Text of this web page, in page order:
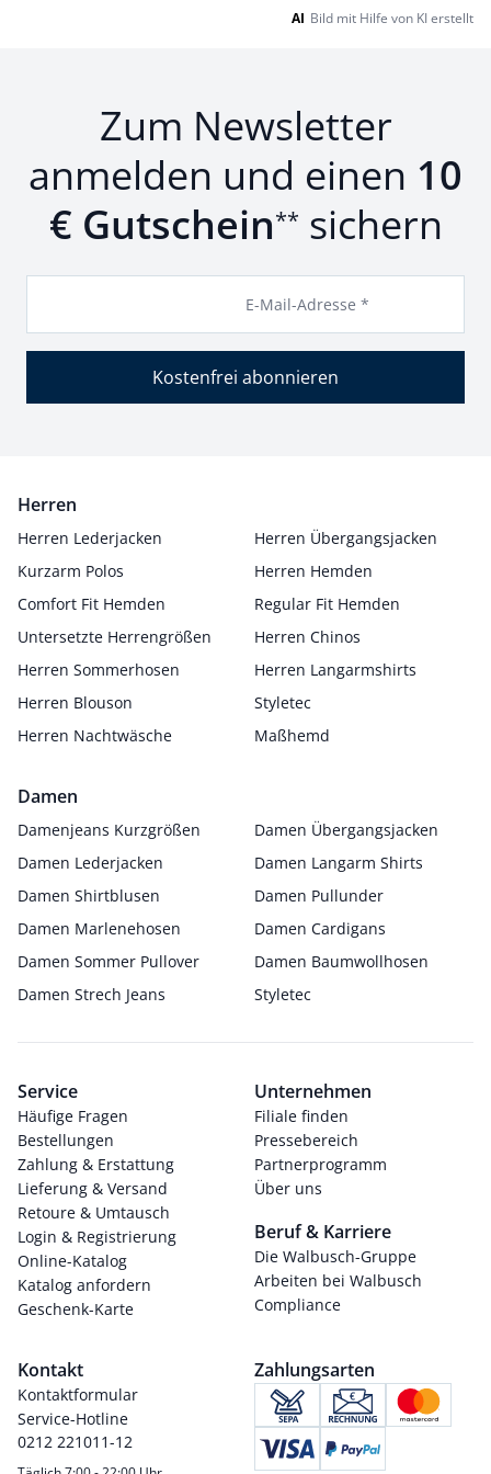
AI Bild mit Hilfe von KI erstellt
Zum Newsletter
anmelden und einen 10
€ Gutschein** sichern
E-Mail-Adresse *
Kostenfrei abonnieren
Herren
Herren Lederjacken
Herren Übergangsjacken
Kurzarm Polos
Herren Hemden
Comfort Fit Hemden
Regular Fit Hemden
Untersetzte Herrengrößen
Herren Chinos
Herren Sommerhosen
Herren Langarmshirts
Herren Blouson
Styletec
Herren Nachtwäsche
Maßhemd
Damen
Damenjeans Kurzgrößen
Damen Übergangsjacken
Damen Lederjacken
Damen Langarm Shirts
Damen Shirtblusen
Damen Pullunder
Damen Marlenehosen
Damen Cardigans
Damen Sommer Pullover
Damen Baumwollhosen
Damen Strech Jeans
Styletec
Service
Häufige Fragen
Bestellungen
Zahlung & Erstattung
Lieferung & Versand
Retoure & Umtausch
Login & Registrierung
Online-Katalog
Katalog anfordern
Geschenk-Karte
Unternehmen
Filiale finden
Pressebereich
Partnerprogramm
Über uns
Beruf & Karriere
Die Walbusch-Gruppe
Arbeiten bei Walbusch
Compliance
Kontakt
Kontaktformular
Service-Hotline
0212 221011-12
Zahlungsarten